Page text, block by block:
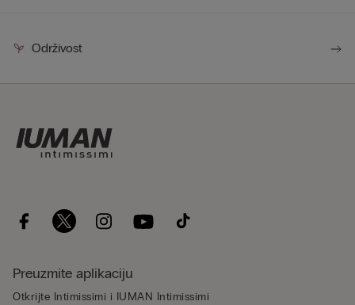
Održivost
Preuzmite aplikaciju
Otkrijte Intimissimi i IUMAN Intimissimi